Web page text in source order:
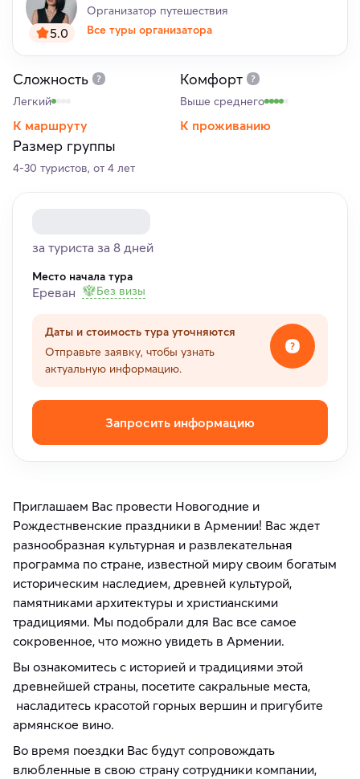
5.0
Организатор путешествия
Все туры организатора
Сложность
Легкий
К маршруту
Комфорт
Выше среднего
К проживанию
Размер группы
4-30 туристов, от 4 лет
за туриста за 8 дней
Место начала тура
Ереван Без визы
Даты и стоимость тура уточняются
Отправьте заявку, чтобы узнать
актуальную информацию.
Запросить информацию
Приглашаем Вас провести Новогодние и
Рождестнвенские праздники в Армении! Вас ждет
разнообразная культурная и развлекательная
программа по стране, известной миру своим богатым
историческим наследием, древней культурой,
памятниками архитектуры и христианскими
традициями. Мы подобрали для Вас все самое
сокровенное, что можно увидеть в Армении.
Вы ознакомитесь с историей и традициями этой
древнейшей страны, посетите сакральные места,
насладитесь красотой горных вершин и пригубите
армянское вино.
Во время поездки Вас будут сопровождать
влюбленные в свою страну сотрудники компании,